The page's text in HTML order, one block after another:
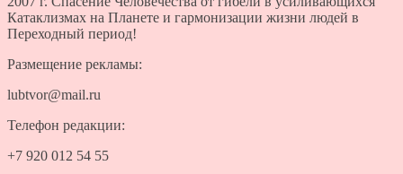
Катаклизмах на Планете и гармонизации жизни людей в
Переходный период!
Размещение рекламы:
lubtvor@mail.ru
Телефон редакции:
+7 920 012 54 55